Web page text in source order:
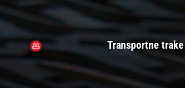
Transportne trake